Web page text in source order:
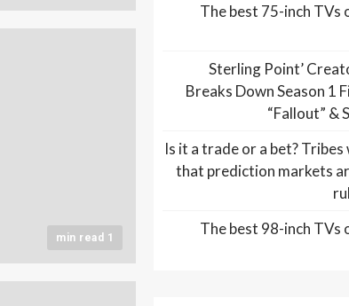
1 min read
The best 75-inch TVs
‘Sterling Point’
Breaks Down Season 1
“Fallout” &
Is it a trade or a bet?
that prediction markets
The best 98-inch TVs